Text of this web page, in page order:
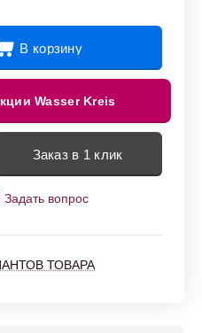
В корзину
Wasser Kreis
Заказ в 1 клик
Задать вопрос
ТОВАРА